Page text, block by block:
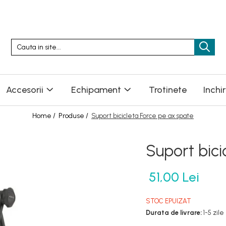
Accesorii Echipament Trotinete
Home / Produse / Suport bicicleta Force pe ax spate
Suport
51,00 Lei
STOC EPUIZAT
Durata de livrare: 1-5 zile